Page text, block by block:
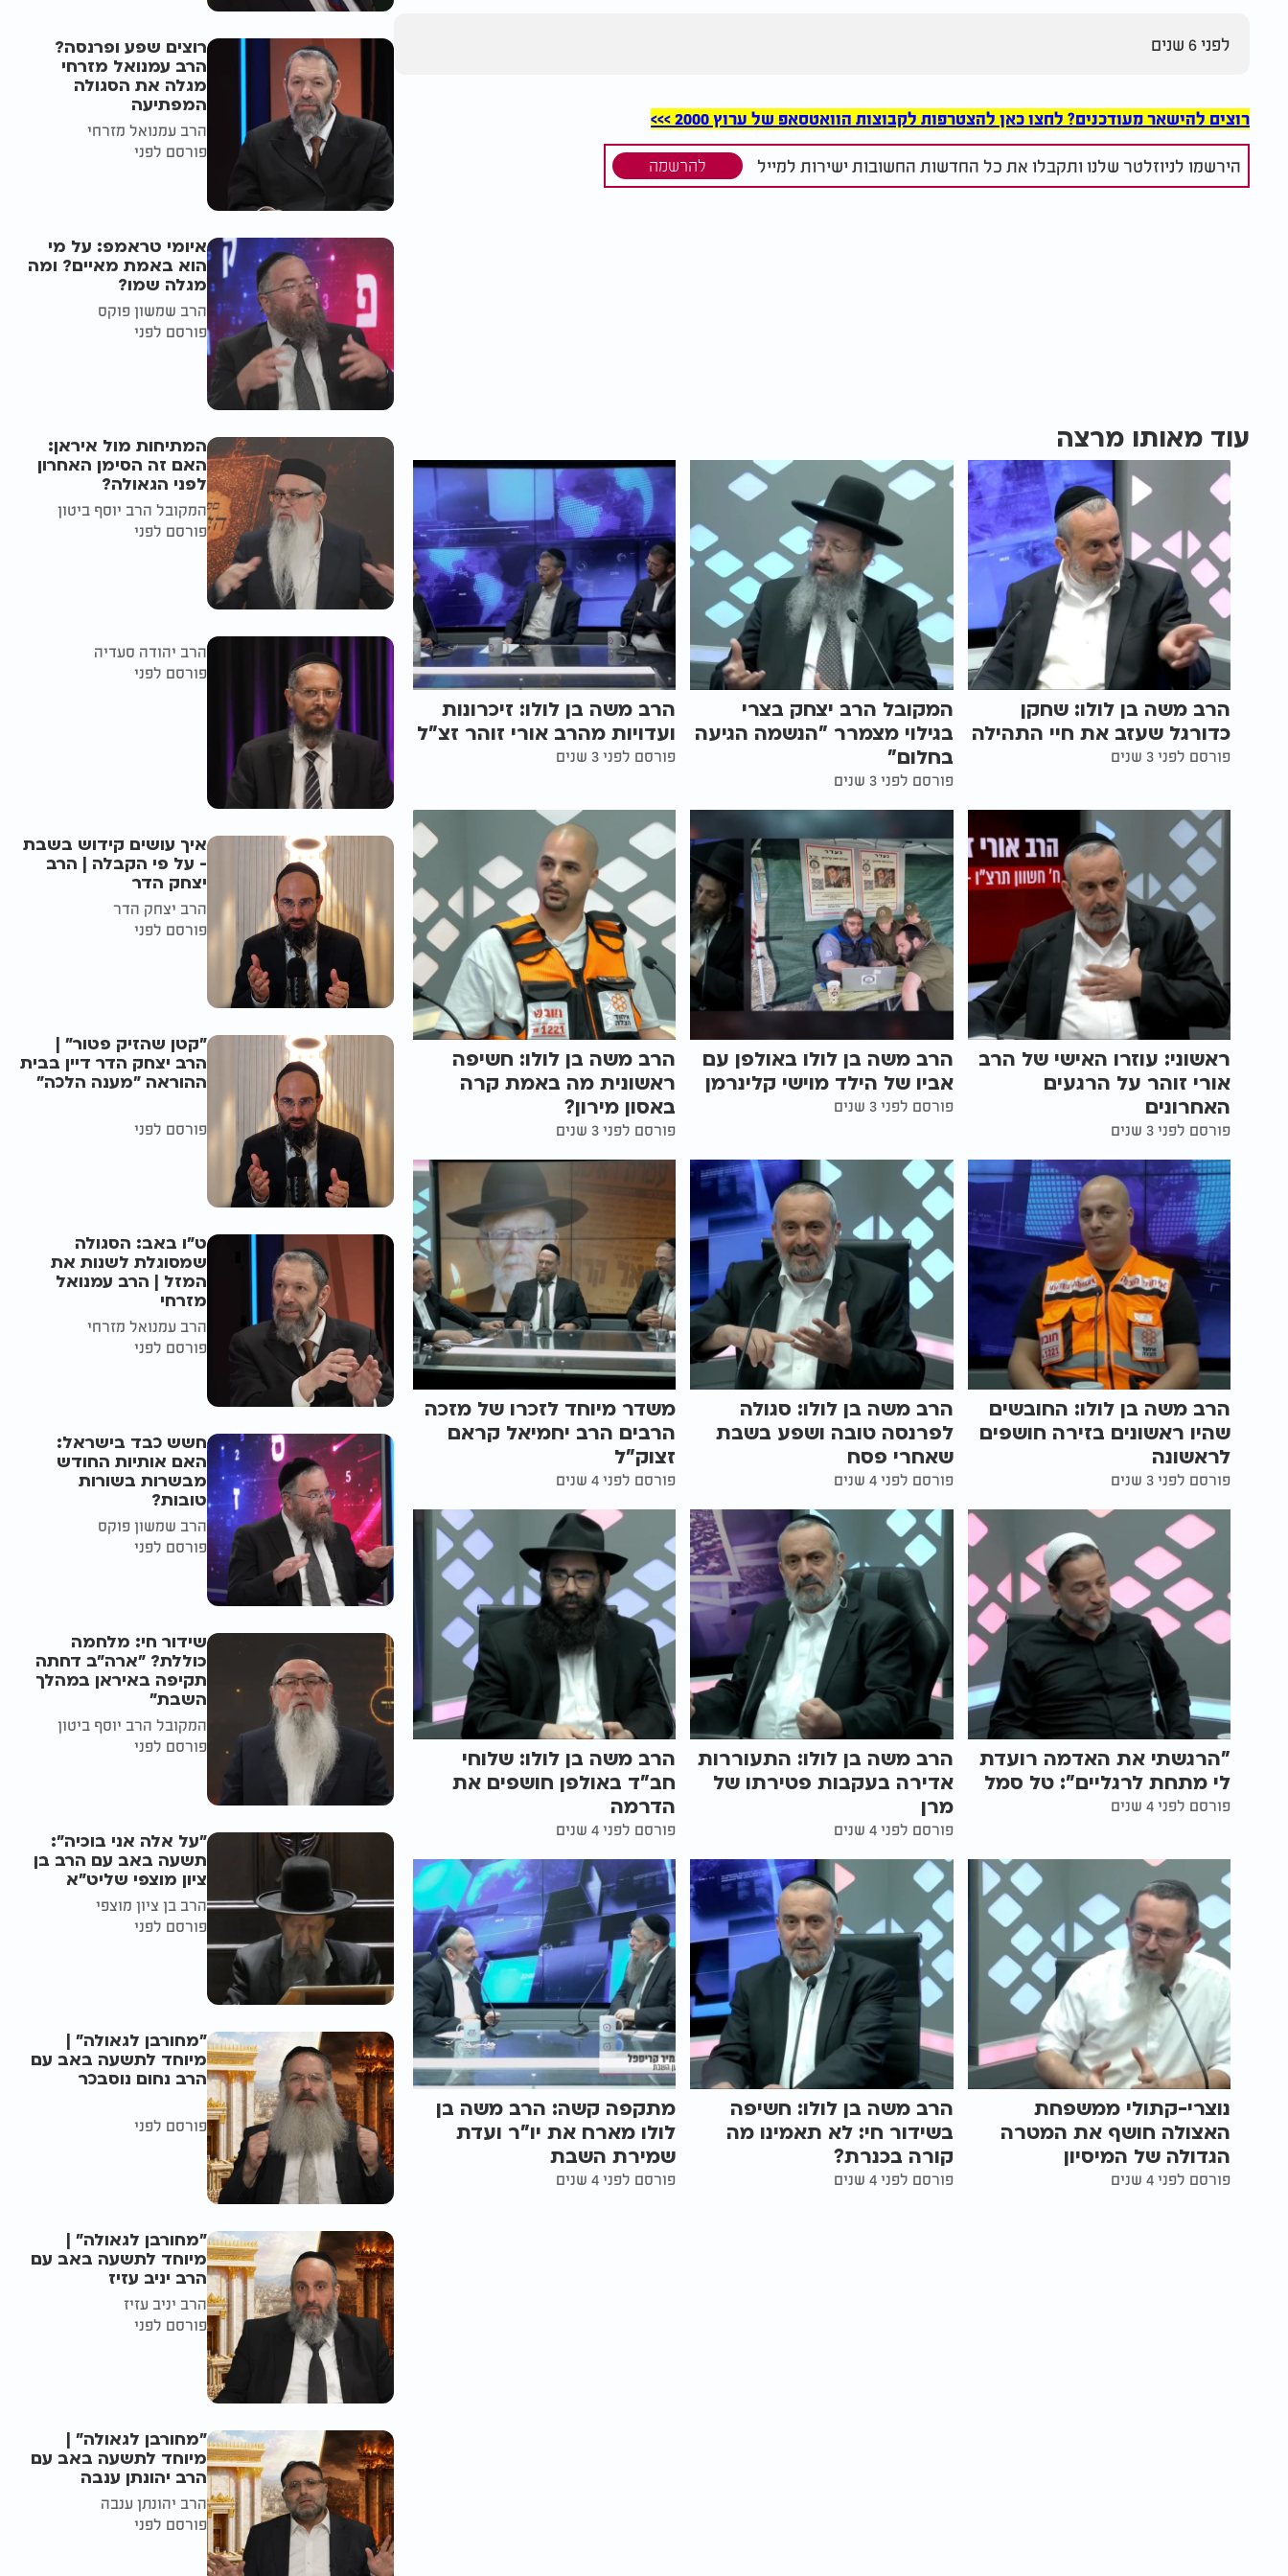
לפני 6 שנים
רוצים להישאר מעודכנים? לחצו כאן להצטרפות לקבוצות הוואטסאפ של ערוץ 2000 >>>
הירשמו לניוזלטר שלנו ותקבלו את כל החדשות החשובות ישירות למייל להרשמה
עוד מאותו מרצה
הרב משה בן לולו: שחקן
כדורגל שעזב את חיי התהילה
פורסם לפני 3 שנים
המקובל הרב יצחק בצרי
בגילוי מצמרר "הנשמה הגיעה
בחלום"
פורסם לפני 3 שנים
הרב משה בן לולו: זיכרונות
ועדויות מהרב אורי זוהר זצ"ל
פורסם לפני 3 שנים
ראשוני: עוזרו האישי של הרב
אורי זוהר על הרגעים
האחרונים
פורסם לפני 3 שנים
הרב משה בן לולו באולפן עם
אביו של הילד מוישי קלינרמן
פורסם לפני 3 שנים
הרב משה בן לולו: חשיפה
ראשונית מה באמת קרה
באסון מירון?
פורסם לפני 3 שנים
הרב משה בן לולו: החובשים
שהיו ראשונים בזירה חושפים
לראשונה
פורסם לפני 3 שנים
הרב משה בן לולו: סגולה
לפרנסה טובה ושפע בשבת
שאחרי פסח
פורסם לפני 4 שנים
משדר מיוחד לזכרו של מזכה
הרבים הרב יחמיאל קראם
זצוק"ל
פורסם לפני 4 שנים
"הרגשתי את האדמה רועדת
לי מתחת לרגליים": טל סמל
פורסם לפני 4 שנים
הרב משה בן לולו: התעוררות
אדירה בעקבות פטירתו של
מרן
פורסם לפני 4 שנים
הרב משה בן לולו: שלוחי
חב"ד באולפן חושפים את
הדרמה
פורסם לפני 4 שנים
נוצרי-קתולי ממשפחת
האצולה חושף את המטרה
הגדולה של המיסיון
פורסם לפני 4 שנים
הרב משה בן לולו: חשיפה
בשידור חי: לא תאמינו מה
קורה בכנרת?
פורסם לפני 4 שנים
מתקפה קשה: הרב משה בן
לולו מארח את יו"ר ועדת
שמירת השבת
פורסם לפני 4 שנים
רוצים שפע ופרנסה?
הרב עמנואל מזרחי
מגלה את הסגולה
המפתיעה
הרב עמנואל מזרחי
פורסם לפני
איומי טראמפ: על מי
הוא באמת מאיים? ומה
מגלה שמו?
הרב שמשון פוקס
פורסם לפני
המתיחות מול איראן:
האם זה הסימן האחרון
לפני הגאולה?
המקובל הרב יוסף ביטון
פורסם לפני
הרב יהודה סעדיה
פורסם לפני
איך עושים קידוש בשבת
- על פי הקבלה | הרב
יצחק הדר
הרב יצחק הדר
פורסם לפני
"קטן שהזיק פטור" |
הרב יצחק הדר דיין בבית
ההוראה "מענה הלכה"
פורסם לפני
ט"ו באב: הסגולה
שמסוגלת לשנות את
המזל | הרב עמנואל
מזרחי
הרב עמנואל מזרחי
פורסם לפני
חשש כבד בישראל:
האם אותיות החודש
מבשרות בשורות
טובות?
הרב שמשון פוקס
פורסם לפני
שידור חי: מלחמה
כוללת? ״ארה"ב דחתה
תקיפה באיראן במהלך
השבת״
המקובל הרב יוסף ביטון
פורסם לפני
"על אלה אני בוכיה":
תשעה באב עם הרב בן
ציון מוצפי שליט"א
הרב בן ציון מוצפי
פורסם לפני
"מחורבן לגאולה" |
מיוחד לתשעה באב עם
הרב נחום נוסבכר
פורסם לפני
"מחורבן לגאולה" |
מיוחד לתשעה באב עם
הרב יניב עזיז
הרב יניב עזיז
פורסם לפני
"מחורבן לגאולה" |
מיוחד לתשעה באב עם
הרב יהונתן ענבה
הרב יהונתן ענבה
פורסם לפני